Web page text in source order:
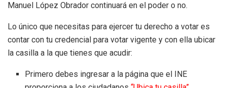
Manuel López Obrador continuará en el poder o no.
Lo único que necesitas para ejercer tu derecho a votar es
contar con tu credencial para votar vigente y con ella ubicar
la casilla a la que tienes que acudir:
Primero debes ingresar a la página que el INE